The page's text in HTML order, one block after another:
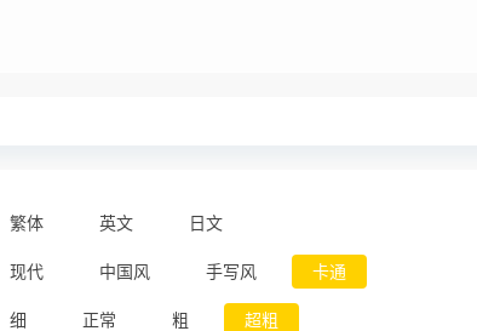
繁体 英文 日文
现代 中国风 手写风 卡通
细 正常 粗 超粗